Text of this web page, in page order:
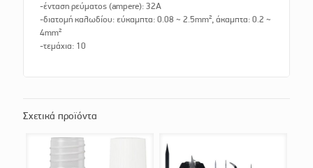
-ένταση ρεύματος (ampere): 32A
-διατομή καλωδίου: εύκαμπτα: 0.08 ~ 2.5mm², άκαμπτα: 0.2 ~
4mm²
-τεμάχια: 10
Σχετικά προϊόντα